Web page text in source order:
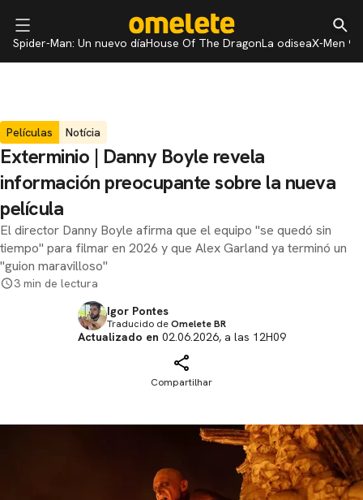
Spider-Man: Un nuevo díaHouse Of The DragonLa odiseaX-Men 97
Películas Notícia
Exterminio | Danny Boyle revela
información preocupante sobre la nueva
película
El director Danny Boyle afirma que el equipo "se quedó sin
tiempo" para filmar en 2026 y que Alex Garland ya terminó un
"guion maravilloso"
3 min de lectura
Igor Pontes
Traducido deOmelete BR
Actualizado en 02.06.2026, a las 12H09
Compartilhar